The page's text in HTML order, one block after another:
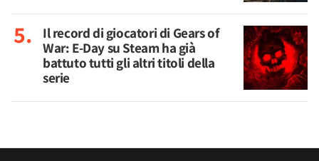
Il record di giocatori di Gears of
War: E-Day su Steam ha già
battuto tutti gli altri titoli della
serie